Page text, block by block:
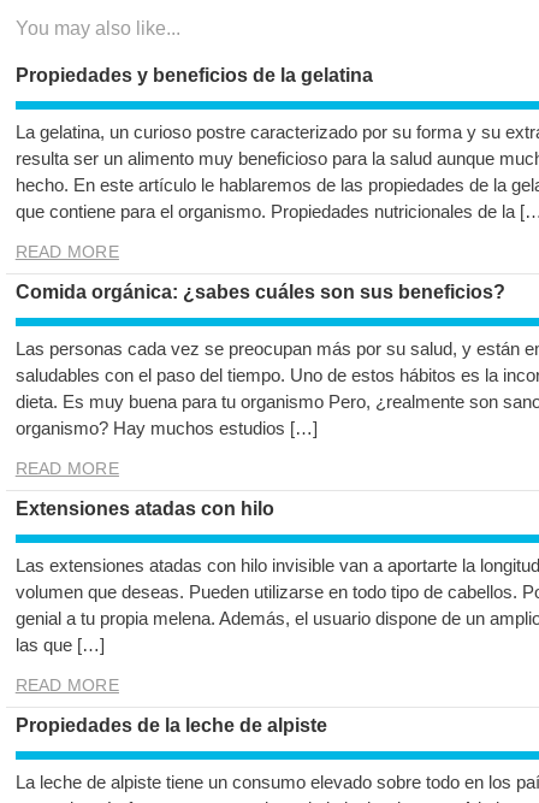
You may also like...
Propiedades y beneficios de la gelatina
La gelatina, un curioso postre caracterizado por su forma y su
resulta ser un alimento muy beneficioso para la salud aunque
hecho. En este artículo le hablaremos de las propiedades de la
que contiene para el organismo. Propiedades nutricionales de la
READ MORE
Comida orgánica: ¿sabes cuáles son sus beneficios?
Las personas cada vez se preocupan más por su salud, y están
saludables con el paso del tiempo. Uno de estos hábitos es la
dieta. Es muy buena para tu organismo Pero, ¿realmente son
organismo? Hay muchos estudios […]
READ MORE
Extensiones atadas con hilo
Las extensiones atadas con hilo invisible van a aportarte la
volumen que deseas. Pueden utilizarse en todo tipo de cabellos.
genial a tu propia melena. Además, el usuario dispone de un
las que […]
READ MORE
Propiedades de la leche de alpiste
La leche de alpiste tiene un consumo elevado sobre todo en los